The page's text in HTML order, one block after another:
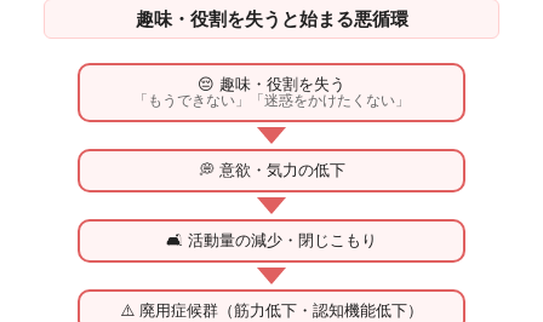
趣味・役割を失うと始まる悪循環
😔 趣味・役割を失う
「もうできない」「迷惑をかけたくない」
💭 意欲・気力の低下
🛋️ 活動量の減少・閉じこもり
⚠️ 廃用症候群（筋力低下・認知機能低下）